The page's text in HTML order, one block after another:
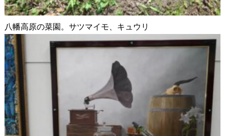
八幡高原の菜園。サツマイモ、キュウリ